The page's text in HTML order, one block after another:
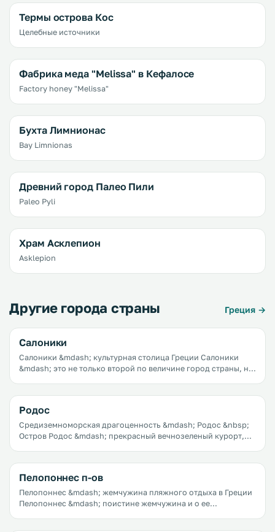
Термы острова Кос
Целебные источники
Фабрика меда "Melissa" в Кефалосе
Factory honey "Melissa"
Бухта Лимнионас
Bay Limnionas
Древний город Палео Пили
Paleo Pyli
Храм Асклепион
Asklepion
Другие города страны Греция →
Салоники
Салоники &mdash; культурная столица Греции Салоники
&mdash; это не только второй по величине город страны, не
будто потерялись на фоне таких значимых курортных
жемчужин Греции, как Крит или Санторини, но это вовсе не
делает их менее привлекательными.
Родос
Средиземноморская драгоценность &mdash; Родос &nbsp;
Остров Родос &mdash; прекрасный вечнозеленый курорт,
Пелопоннес п-ов
Пелопоннес &mdash; жемчужина пляжного отдыха в Греции
Пелопоннес &mdash; поистине жемчужина и о ее